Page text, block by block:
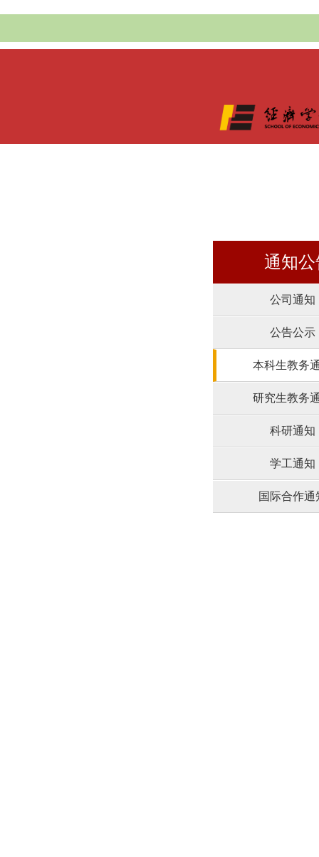
通知公
公司通知
公告公示
本科生教务
研究生教务
科研通知
学工通知
国际合作通